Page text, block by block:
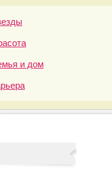
и дом